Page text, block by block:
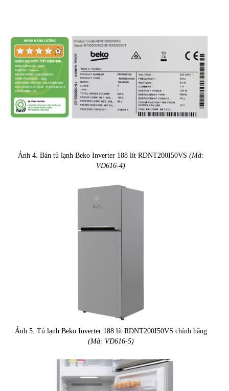
Ảnh 4. Bán tủ lạnh Beko Inverter 188 lít RDNT200I50VS (Mã:
VD616-4)
Ảnh 5. Tủ lạnh Beko Inverter 188 lít RDNT200I50VS chính hãng
(Mã: VD616-5)